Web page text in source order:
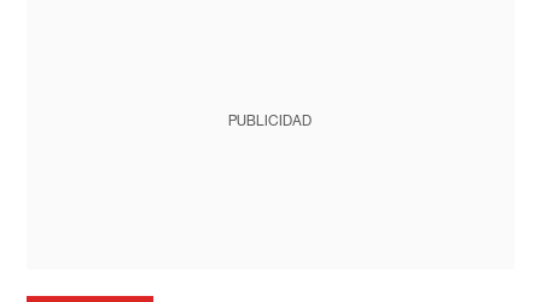
PUBLICIDAD